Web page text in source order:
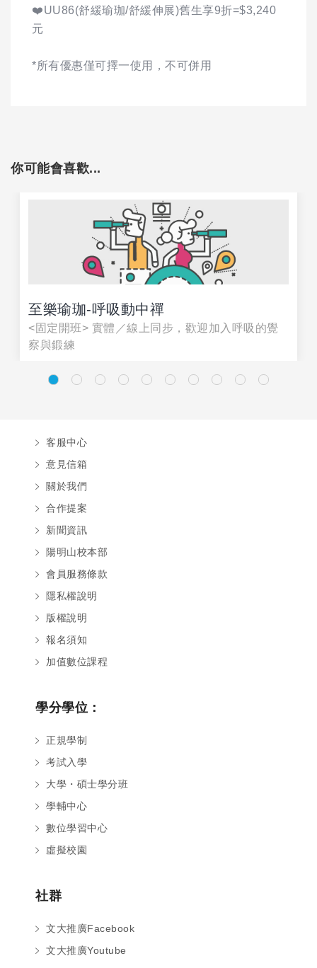
❤️UU86(舒緩瑜珈/舒緩伸展)舊生享9折=$3,240
元
*所有優惠僅可擇一使用，不可併用
你可能會喜歡...
至樂瑜珈-呼吸動中禪
<固定開班> 實體／線上同步，歡迎加入呼吸的覺
察與鍛練
客服中心
意見信箱
關於我們
合作提案
新聞資訊
陽明山校本部
會員服務條款
隱私權說明
版權說明
報名須知
加值數位課程
學分學位：
正規學制
考試入學
大學・碩士學分班
學輔中心
數位學習中心
虛擬校園
社群
文大推廣Facebook
文大推廣Youtube